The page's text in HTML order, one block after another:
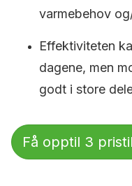
varmebehov
Effektiviteten
dagene, men
godt i store
Få opptil 3